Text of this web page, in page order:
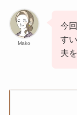
Mako
今
す
夫